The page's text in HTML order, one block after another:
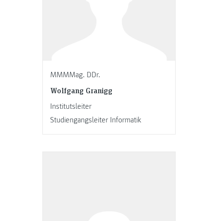
MMMMag. DDr.
Wolfgang Granigg
Institutsleiter
Studiengangsleiter Informatik